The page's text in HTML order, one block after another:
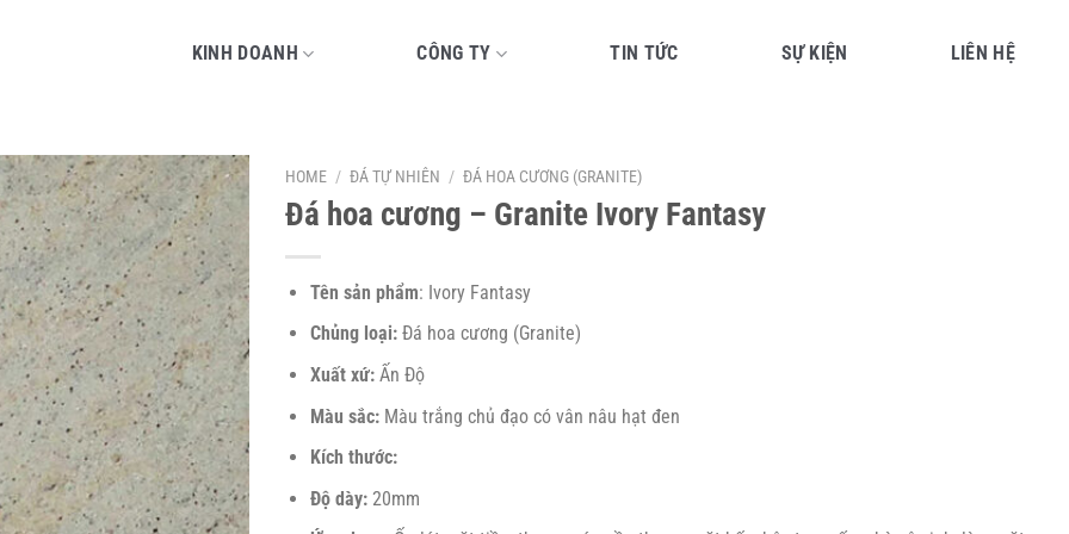
KINH DOANH CÔNG TY TIN TỨC SỰ KIỆN LIÊN HỆ
HOME / ĐÁ TỰ NHIÊN / ĐÁ HOA CƯƠNG (GRANITE)
Đá hoa cương – Granite Ivory Fantasy
Tên sản phẩm: Ivory Fantasy
Chủng loại:Đá hoa cương (Granite)
Xuất xứ:Ấn Độ
Màu sắc:Màu trắng chủ đạo có vân nâu hạt đen
Kích thước:
Độ dày:20mm